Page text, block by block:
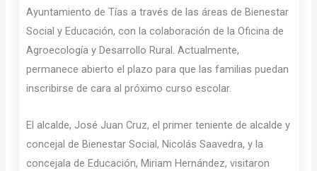
Ayuntamiento de Tías a través de las áreas de Bienestar
Social y Educación, con la colaboración de la Oficina de
Agroecología y Desarrollo Rural. Actualmente,
permanece abierto el plazo para que las familias puedan
inscribirse de cara al próximo curso escolar.
El alcalde, José Juan Cruz, el primer teniente de alcalde y
concejal de Bienestar Social, Nicolás Saavedra, y la
concejala de Educación, Miriam Hernández, visitaron